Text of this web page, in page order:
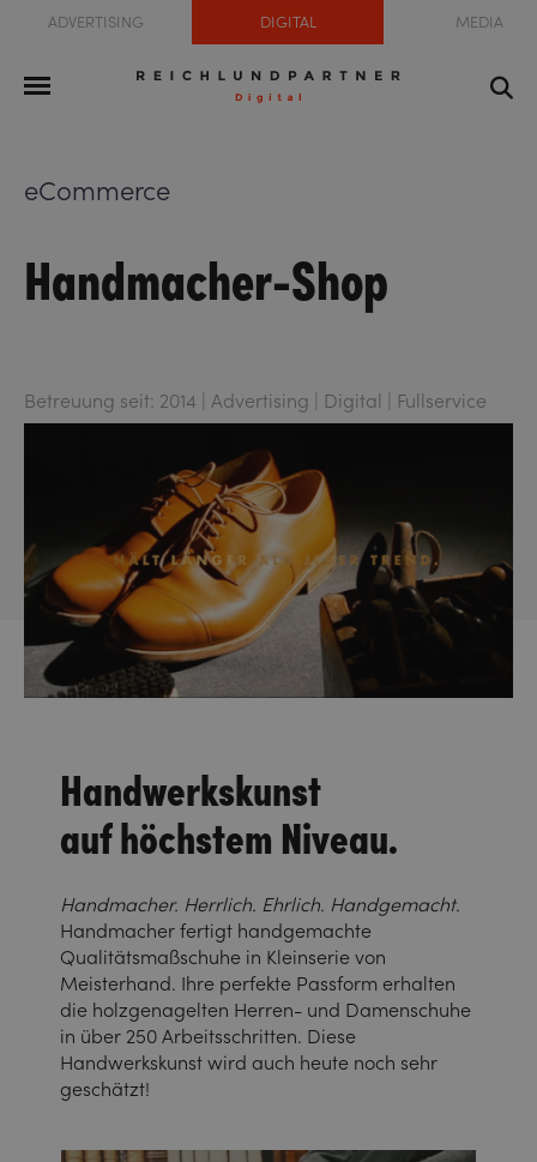
ADVERTISING DIGITAL MEDIA
eCommerce
Handmacher-Shop
Betreuung seit: 2014 | Advertising | Digital | Fullservice
Handwerkskunst
auf höchstem Niveau.
Handmacher. Herrlich. Ehrlich. Handgemacht.
Handmacher fertigt handgemachte
Qualitätsmaßschuhe in Kleinserie von
Meisterhand. Ihre perfekte Passform erhalten
die holzgenagelten Herren- und Damenschuhe
in über 250 Arbeitsschritten. Diese
Handwerkskunst wird auch heute noch sehr
geschätzt!